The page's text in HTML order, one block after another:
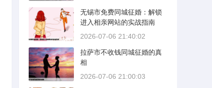
无锡市免费同城征婚：解锁
进入相亲网站的实战指南
2026-07-06 21:40:02
拉萨市不收钱同城征婚的真
相
2026-07-06 21:00:03